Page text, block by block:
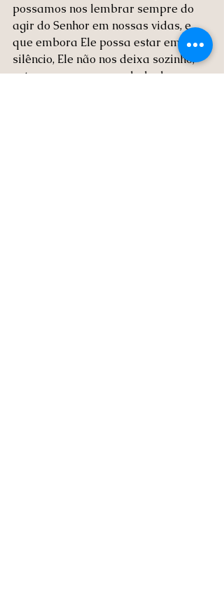
possamos nos lembrar sempre do
agir do Senhor em nossas vidas, e
que embora Ele possa estar em
silêncio, Ele não nos deixa sozinho,
esta sempre ao nosso lado de